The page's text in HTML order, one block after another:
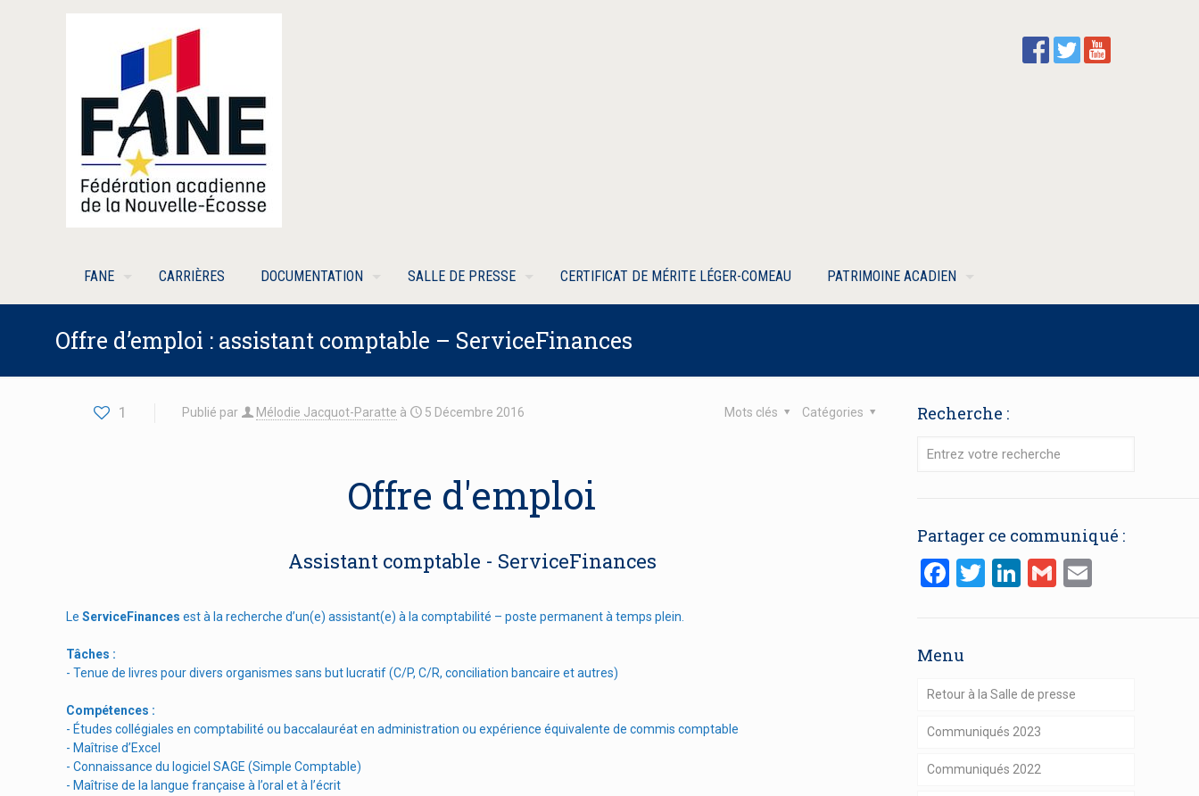
FANE CARRIÈRES DOCUMENTATION SALLE DE PRESSE CERTIFICAT DE MÉRITE LÉGER-COMEAU PATRIMOINE ACADIEN
Offre d’emploi : assistant comptable – ServiceFinances
1 Publié par Mélodie Jacquot-Paratte à 5 Décembre 2016 Catégories
Mots clés
Offre d'emploi
Assistant comptable - ServiceFinances
Le ServiceFinances est à la recherche d’un(e) assistant(e) à la comptabilité – poste permanent à temps plein.
Tâches :
- Tenue de livres pour divers organismes sans but lucratif (C/P, C/R, conciliation bancaire et autres)
Compétences :
- Études collégiales en comptabilité ou baccalauréat en administration ou expérience équivalente de commis comptable
- Maîtrise d’Excel
- Connaissance du logiciel SAGE (Simple Comptable)
- Maîtrise de la langue française à l’oral et à l’écrit
Recherche :
Partager ce communiqué :
Facebook
Twitter
LinkedIn
GmailEmail
Menu
Retour à la Salle de presse
Communiqués 2023
Communiqués 2022